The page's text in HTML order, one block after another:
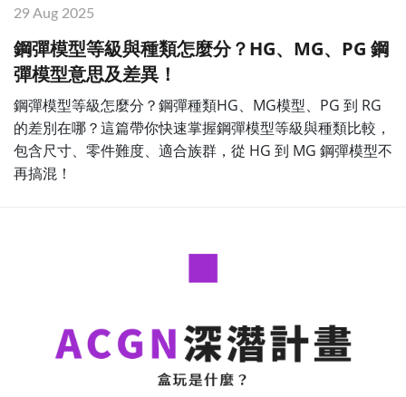
29 Aug 2025
鋼彈模型等級與種類怎麼分？HG、MG、PG 鋼
彈模型意思及差異！
鋼彈模型等級怎麼分？鋼彈種類HG、MG模型、PG 到 RG
的差別在哪？這篇帶你快速掌握鋼彈模型等級與種類比較，
包含尺寸、零件難度、適合族群，從 HG 到 MG 鋼彈模型不
再搞混！